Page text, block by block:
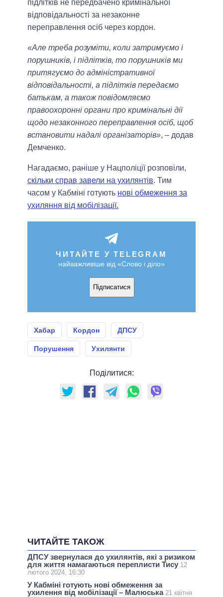
підлітків не передбачено кримінальної
відповідальності за незаконне
переправлення осіб через кордон.
«Але треба розуміти, коли затримуємо і
порушників, і підлітків, то порушників ми
притягуємо до адміністративної
відповідальності, а підлітків передаємо
батькам, а також повідомляємо
правоохоронні органи про кримінальні дії
щодо незаконного переправлення осіб, щоб
встановити надалі організаторів», – додав
Демченко.
Нагадаємо, раніше у Нацполіції розповіли,
скільки справ завели на ухилянтів. Тим
часом у Кабміні готують нові обмеження за
ухиляння від мобілізації.
ЧИТАЙТЕ У TELEGRAM
найважливіше від «Слово і діло»
Підписатися
Хабар Кордон ДПСУ
Порушення Ухилянти
Поділитися:
ЧИТАЙТЕ ТАКОЖ
ДПСУ звернулася до ухилянтів, які з ризиком
для життя намагаються переплисти Тису 12
лютого 2024, 16:30
У Кабміні готують нові обмеження за
ухилення від мобілізації – Малюська 21 квітня